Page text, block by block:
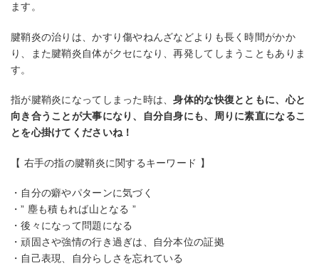
ます。
腱鞘炎の治りは、かすり傷やねんざなどよりも長く時間がかか
り、また腱鞘炎自体がクセになり、再発してしまうこともありま
す。
指が腱鞘炎になってしまった時は、身体的な快復とともに、心と
向き合うことが大事になり、自分自身にも、周りに素直になるこ
とを心掛けてくださいね！
【 右手の指の腱鞘炎に関するキーワード 】
・自分の癖やパターンに気づく
・” 塵も積もれば山となる ”
・後々になって問題になる
・頑固さや強情の行き過ぎは、自分本位の証拠
・自己表現、自分らしさを忘れている